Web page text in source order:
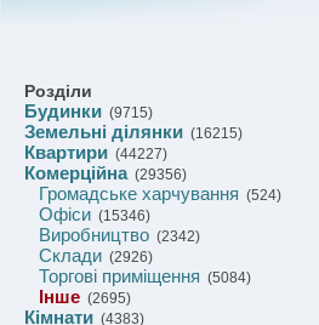
Розділи
Будинки (9715)
Земельні ділянки (16215)
Квартири (44227)
Комерційна(29356)
Громадське харчування (524)
Офіси (15346)
Виробництво (2342)
Склади (2926)
Торгові приміщення (5084)
Інше (2695)
Кімнати (4383)